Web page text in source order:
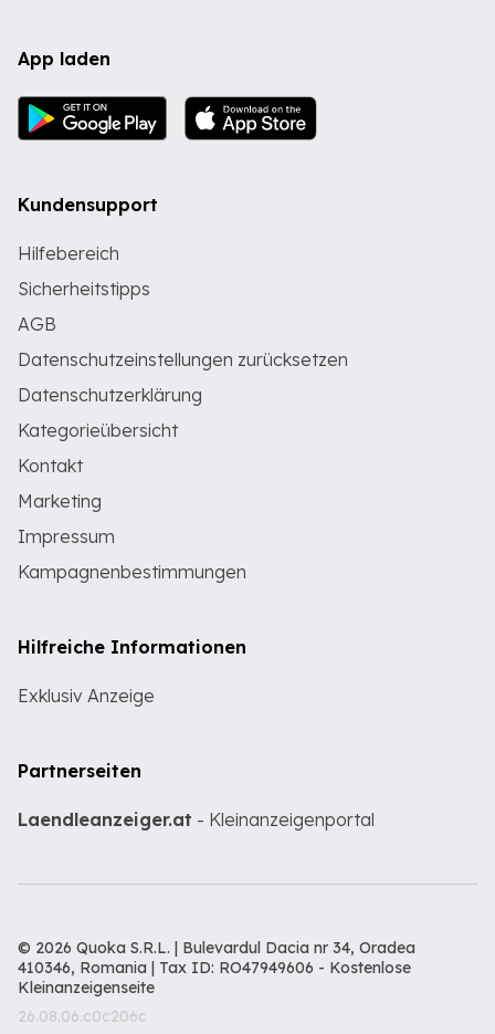
App laden
Kundensupport
Hilfebereich
Sicherheitstipps
AGB
Datenschutzeinstellungen zurücksetzen
Datenschutzerklärung
Kategorieübersicht
Kontakt
Marketing
Impressum
Kampagnenbestimmungen
Hilfreiche Informationen
Exklusiv Anzeige
Partnerseiten
Laendleanzeiger.at - Kleinanzeigenportal
© 2026 Quoka S.R.L. | Bulevardul Dacia nr 34, Oradea
410346, Romania | Tax ID: RO47949606 - Kostenlose
Kleinanzeigenseite
26.08.06.c0c206c